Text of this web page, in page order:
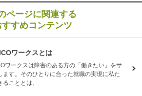
ページに関連する
すすめコンテンツ
ワークスとは
ワークスは障害のある方の「働きたい」をサ
ます。そのひとりに合った就職の実現に私た
ることとは。